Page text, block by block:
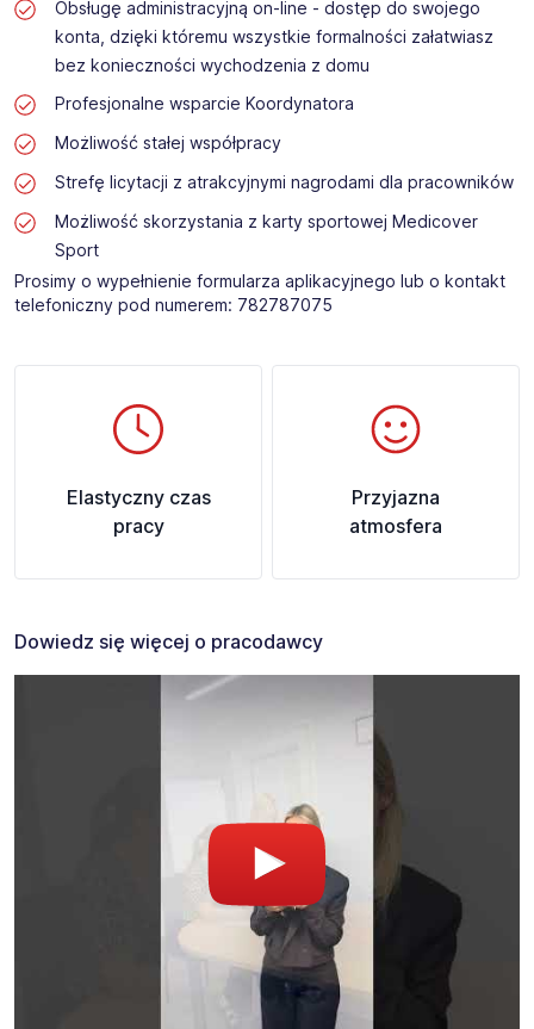
Obsługę administracyjną on-line - dostęp do swojego
konta, dzięki któremu wszystkie formalności załatwiasz
bez konieczności wychodzenia z domu
Profesjonalne wsparcie Koordynatora
Możliwość stałej współpracy
Strefę licytacji z atrakcyjnymi nagrodami dla pracowników
Możliwość skorzystania z karty sportowej Medicover
Sport
Prosimy o wypełnienie formularza aplikacyjnego lub o kontakt
telefoniczny pod numerem: 782787075​
Elastyczny czas
pracy
Przyjazna
atmosfera
Dowiedz się więcej o pracodawcy